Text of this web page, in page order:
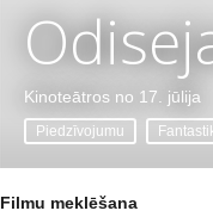
Kinoteātros no 17. jūlija
Piedzīvojumu
Filmu meklēšana